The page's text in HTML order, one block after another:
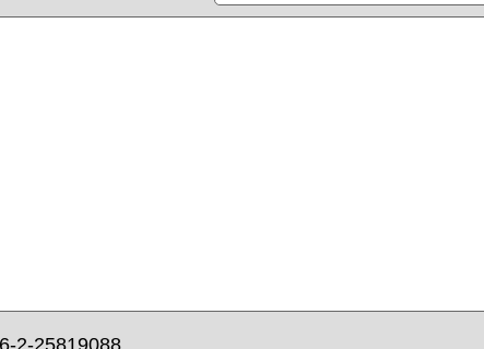
2-25819088